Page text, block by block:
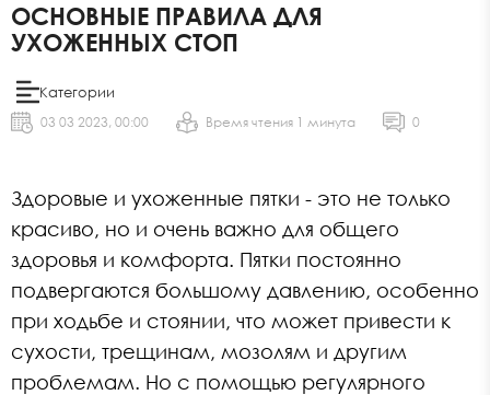
ОСНОВНЫЕ ПРАВИЛА ДЛЯ
УХОЖЕННЫХ СТОП
Категории
03 03 2023, 00:00 Время чтения 1 минута 0
Здоровые и ухоженные пятки - это не только
красиво, но и очень важно для общего
здоровья и комфорта. Пятки постоянно
подвергаются большому давлению, особенно
при ходьбе и стоянии, что может привести к
сухости, трещинам, мозолям и другим
проблемам. Но с помощью регулярного